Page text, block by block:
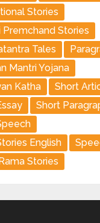
Stories
Premchand Stories
Tales
Mantri Yojana
Katha
Short
Short
English
Stories